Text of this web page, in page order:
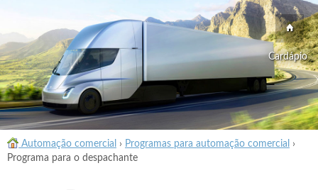
Cardápio
Automação comercial › Programas para automação comercial
›
Programa para o despachante